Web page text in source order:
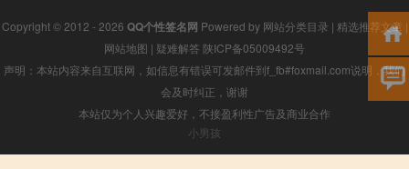
Copyright © 2012 - 2026 QQ个性签名网 Powered by 网站分类目录 | 精选推荐文章 |
网站地图 | 疑难解答 陕ICP备05009492号
声明：本站内容来自互联网，如信息有错误可发邮件到f_fb#foxmail.com说明，我们
会及时纠正，谢谢
本站仅为个人兴趣爱好，不接盈利性广告及商业合作
小男孩